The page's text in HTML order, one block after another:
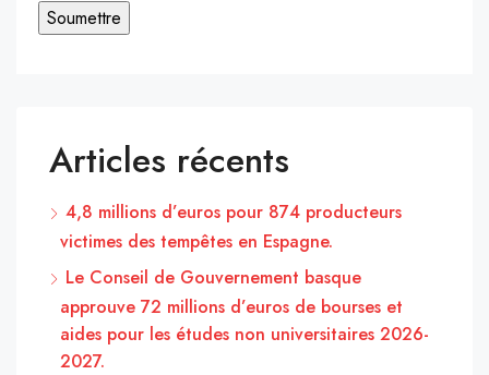
Articles récents
4,8 millions d’euros pour 874 producteurs
victimes des tempêtes en Espagne.
Le Conseil de Gouvernement basque
approuve 72 millions d’euros de bourses et
aides pour les études non universitaires 2026-
2027.